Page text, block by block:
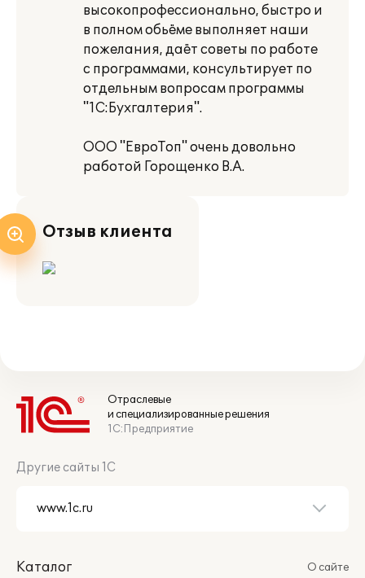
высокопрофессионально, быстро и
в полном обьёме выполняет наши
пожелания, даёт советы по работе
с программами, консультирует по
отдельным вопросам программы
"1С:Бухгалтерия".
ООО "ЕвроТоп" очень довольно
работой Горощенко В.А.
Отзыв клиента
Отраслевые
и специализированные решения
1С:Предприятие
Другие сайты 1С
Каталог
О сайте